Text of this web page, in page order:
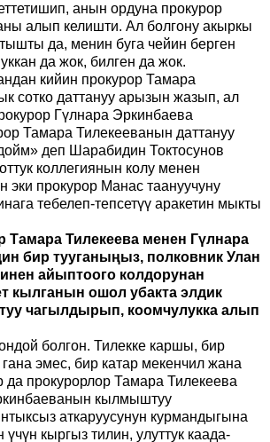
анын ордуна прокурор
алып келишти. Ал болгону акыркы
да, менин буга чейин берген
да жок, билген да жок.
кийин прокурор Тамара
сотко даттануу арызын жазып, ал
Гүлнара Эркинбаева
Тамара Тилекееванын даттануу
деп Шарабидин Токтосунов
коллегиянын колу менен
эки прокурор Манас таануучуну
тебелеп-тепсетүү аракетин мыкты
Тамара Тилекеева менен Гүлнара
бир тууганыңыз, полковник Улан
айыптоого колдорунан
кылганын ошол убакта элдик
чагылдырып, коомчулукка алып
болгон. Тилекке каршы, бир
эмес, бир катар мекенчил жана
да прокурорлор Тамара Тилекеева
кылмыштуу
аткаруусунун курмандыгына
кыргыз тилин, улуттук каада-